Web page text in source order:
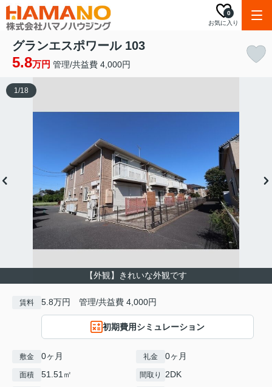
お気に入り
0
グランエスポワール 103
5.8万円 管理/共益費 4,000円
【外観】きれいな外観です
1/18
賃料 5.8万円 管理/共益費 4,000円
初期費用シミュレーション
敷金 0ヶ月 礼金 0ヶ月
面積 51.51㎡ 間取り 2DK